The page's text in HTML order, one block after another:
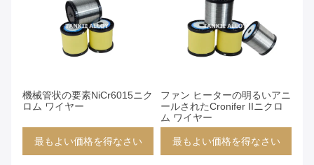
機械管状の要素NiCr6015ニク
ロム ワイヤー
最もよい価格を得なさい
ファン ヒーターの明るいアニ
ールされたCronifer IIニクロ
ム ワイヤー
最もよい価格を得なさい